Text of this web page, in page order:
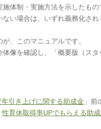
体制・実施方法を示したもの
い場合は、いずれ義務化さ
、このマニュアルです。
像を確認し、「概要版（ス
引き上げに関する助成金 」
性育休取得率UPでもらえる助